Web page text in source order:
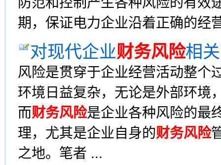
期，保证电力企业沿着正确的经
对现代企业财务风险相
风险是贯穿于企业经营活动整个
环境日益复杂，无论是外部环境
而财务风险是企业各种风险的最
理，尤其是企业自身的财务风险
之地。笔者 ...